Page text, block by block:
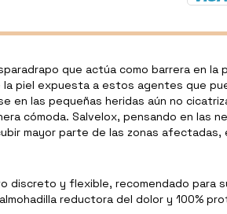
que actúa como barrera en
piel expuesta a estos agentes que
las pequeñas heridas aún no
cómoda. Salvelox, pensando en
mayor parte de las zonas
discreto y flexible, recomendado
reductora del dolor y 100%